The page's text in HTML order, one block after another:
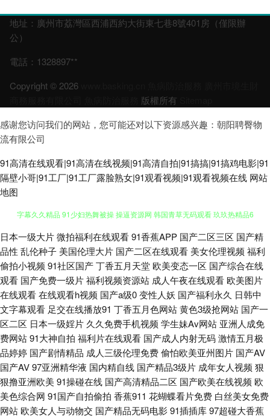
地址：廣州市荔灣區西浦西約大街東七巷8號401房（僅限辦
公）
電話：1328897**
Copyright © 2026
版權所有
感谢您访问我们的网站，您可能还对以下资源感兴趣：朝阳聘臀物
流有限公司
91高清在线观看|91高清在线视频|91高清自拍|91搞搞|91搞鸡电影|91
隔壁小哥|91工厂|91工厂露脸熟女|91观看视频|91观看视频在线 网站
地图
国产精品片 尤物影院导航 欧美成人免费 丝袜AV五月天堂 亚洲色图h网 中文
字幕久久精品 91少妇热舞被操 操逼资源网 韩国青草无码观看 玖玖热精品6
青草视频综合在线 亚洲爱豆天堂玩 97福利社区视频 黄色三级网站 三级网站
在线 久久精品在线 日韩美女电影 婷婷色黑料91 www97丝足网 韩国电影黑
丝视频 日韩免费色情网址 天天操B日韩无码 91传媒免费看 久草精品资源站
日本a级大片 深夜福利导航站 91次元网官网 变态另类区 黑人ay人与兽 超碰
日本一级大片微拍福利在线观看91香蕉APP 国产二区三区 国产精
品性 乱伦种子 美国伦理大片 国产二区在线观看 美女伦理视频 福利
偷拍小视频 91社区国产丁香五月天堂 欧美变态一区 国产综合在线
观看 国产免费一级片福利视频资源站 成人午夜在线观看 欧美图片
在线观看在线观看h视频 国产a级0变性人妖 国产福利永久 日韩中
文字幕观看 足交在线播放91 丁香五月色网站黄色3级抢网站 国产一
区二区 日本一级婬片 久久免费手机视频 学生妹Av网站 亚洲人成免
费网站91大神自拍 福利片在线观看 国产成人内射无码激情五月极
品婷婷 国产剧情精品 成人三级伦理免费偷怕欧美亚州图片 国产AV
国产AV97亚洲精华液 国内精自线 国产精品3级片 成年女人视频 狠
狠撸亚洲欧美91操碰在线 国产高清精品二区 国产欧美在线视频 欧
美色综合网 91国产自拍偷拍 香蕉911 花蝴蝶看片免费 白丝美女免费
网站 欧美女人与动物交 国产精品无码电影91插插库97超碰大香蕉